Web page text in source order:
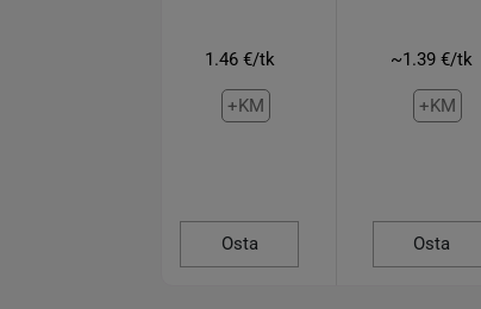
1.46 €/tk
+KM
Osta
~1.39 €/tk
+KM
Osta